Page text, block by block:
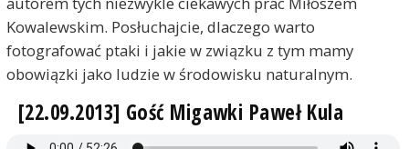
Kowalewskim. Posłuchajcie, dlaczego warto
fotografować ptaki i jakie w związku z tym mamy
obowiązki jako ludzie w środowisku naturalnym.
[22.09.2013] Gość Migawki Paweł Kula